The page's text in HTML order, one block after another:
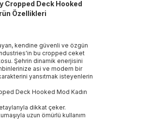
Cropped Deck Hooked
Özellikleri
kendine güvenli ve özgün
bu cropped ceket
Şehrin dinamik enerjisini
asi ve modern bir
yansıtmak isteyenlerin
Deck Hooked Mod Kadın
dikkat çeker.
uzun ömürlü kullanım